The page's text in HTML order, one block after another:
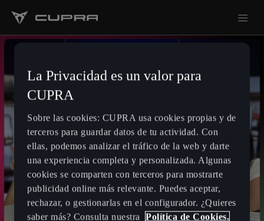
La Privacidad es un valor para
CUPRA
Sobre las cookies: CUPRA usa cookies propias y de
terceros para guardar datos de tu actividad. Con
ellas, podemos analizar el tráfico de la web y darte
una experiencia completa y personalizada. Algunas
cookies se comparten con terceros para mostrarte
publicidad online más relevante. Puedes aceptar,
rechazar, o gestionarlas en el configurador. ¿Quieres
saber más? Consulta nuestra
Política de Cookies.